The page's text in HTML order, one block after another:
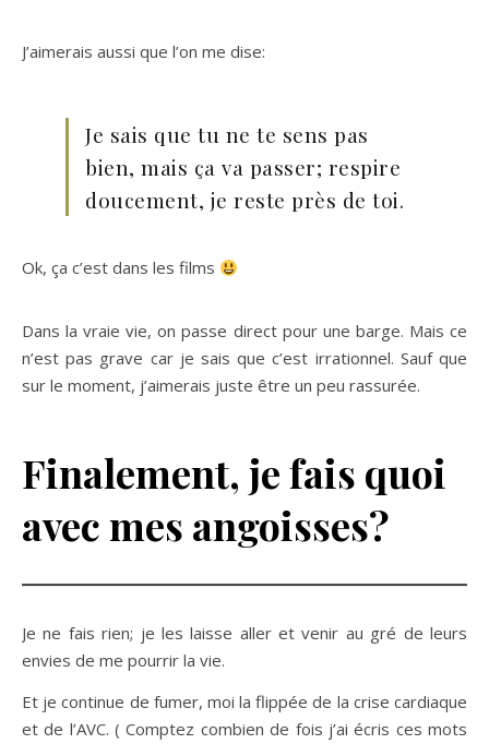
J’aimerais aussi que l’on me dise:
Je sais que tu ne te sens pas
bien, mais ça va passer; respire
doucement, je reste près de toi.
Ok, ça c’est dans les films
Dans la vraie vie, on passe direct pour une barge. Mais ce
n’est pas grave car je sais que c’est irrationnel. Sauf que
sur le moment, j’aimerais juste être un peu rassurée.
Finalement, je fais quoi
avec mes angoisses?
Je ne fais rien; je les laisse aller et venir au gré de leurs
envies de me pourrir la vie.
Et je continue de fumer, moi la flippée de la crise cardiaque
et de l’AVC. ( Comptez combien de fois j’ai écris ces mots